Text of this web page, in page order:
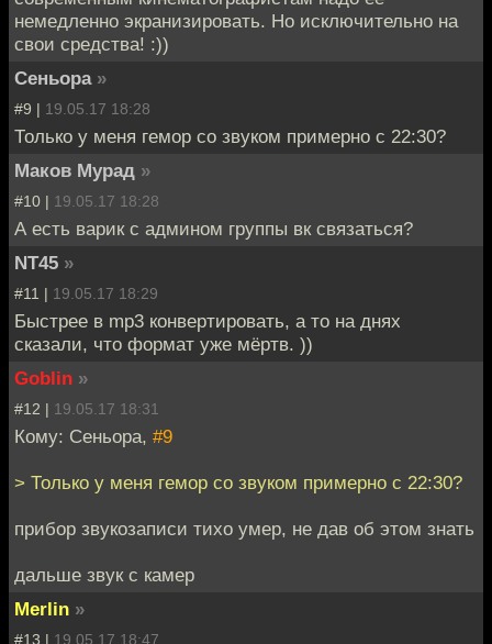
немедленно экранизировать. Но исключительно на
свои средства! :))
Сеньора »
#9 | 19.05.17 18:28
Только у меня гемор со звуком примерно с 22:30?
Маков Мурад »
#10 | 19.05.17 18:28
А есть варик с админом группы вк связаться?
NT45 »
#11 | 19.05.17 18:29
Быстрее в mp3 конвертировать, а то на днях
сказали, что формат уже мёртв. ))
Goblin »
#12 | 19.05.17 18:31
Кому: Сеньора, #9
> Только у меня гемор со звуком примерно с 22:30?
прибор звукозаписи тихо умер, не дав об этом знать
дальше звук с камер
Merlin »
#13 | 19.05.17 18:47